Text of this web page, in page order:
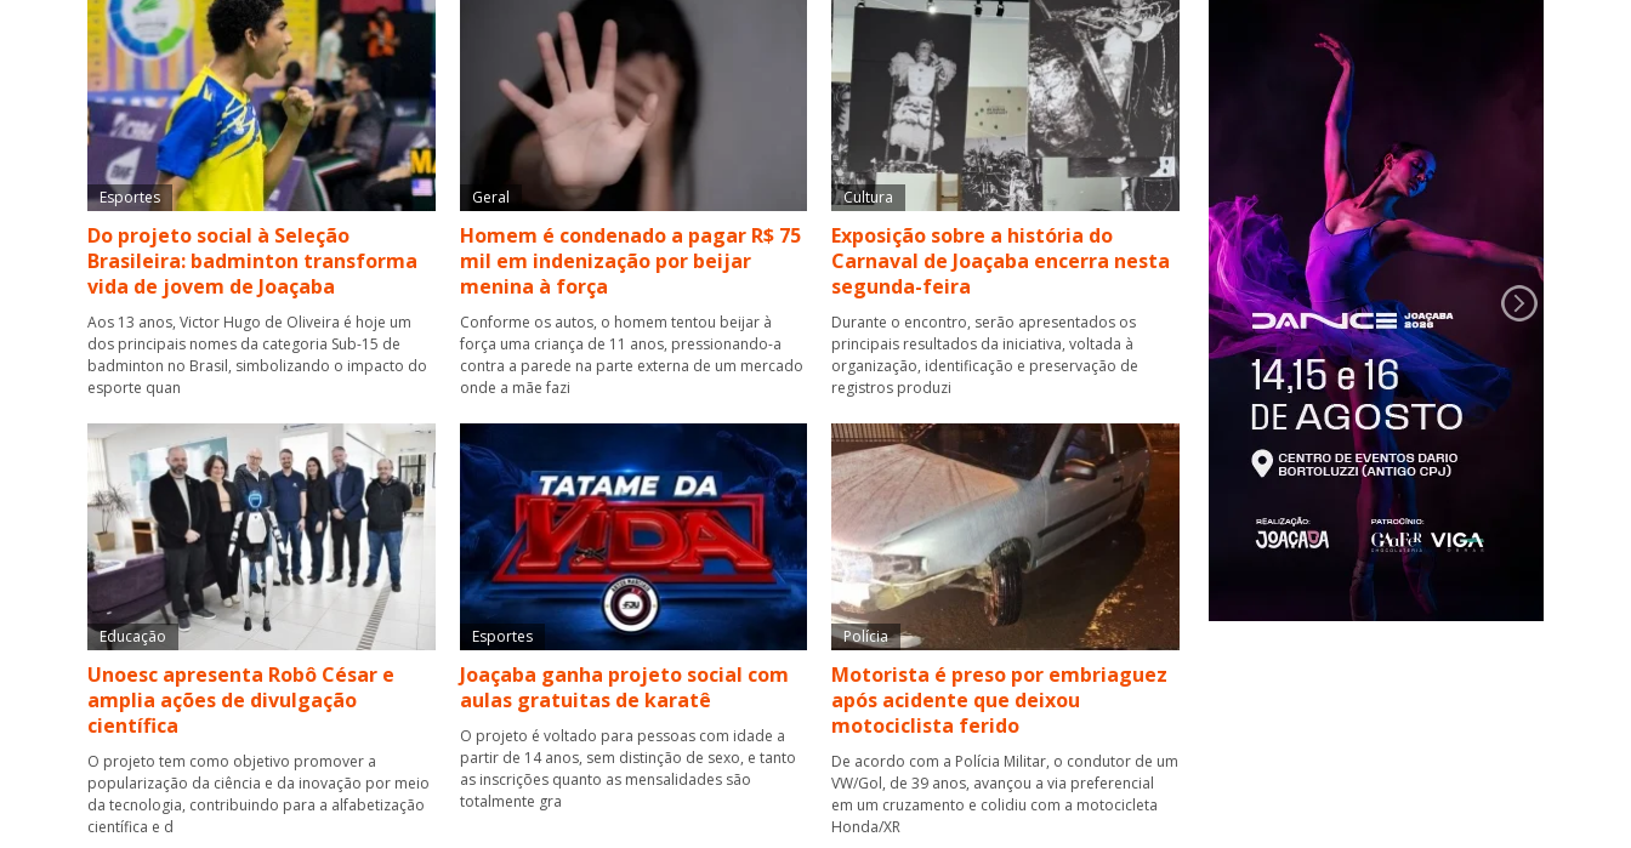
Esportes
Do projeto social à Seleção
Brasileira: badminton transforma
vida de jovem de Joaçaba
Aos 13 anos, Victor Hugo de Oliveira é hoje um
dos principais nomes da categoria Sub-15 de
badminton no Brasil, simbolizando o impacto do
esporte quan
Geral
Homem é condenado a pagar R$ 75
mil em indenização por beijar
menina à força
Conforme os autos, o homem tentou beijar à
força uma criança de 11 anos, pressionando-a
contra a parede na parte externa de um mercado
onde a mãe fazi
Cultura
Exposição sobre a história do
Carnaval de Joaçaba encerra nesta
segunda-feira
Durante o encontro, serão apresentados os
principais resultados da iniciativa, voltada à
organização, identificação e preservação de
registros produzi
Educação
Unoesc apresenta Robô César e
amplia ações de divulgação
científica
O projeto tem como objetivo promover a
popularização da ciência e da inovação por meio
da tecnologia, contribuindo para a alfabetização
científica e d
Esportes
Joaçaba ganha projeto social com
aulas gratuitas de karatê
O projeto é voltado para pessoas com idade a
partir de 14 anos, sem distinção de sexo, e tanto
as inscrições quanto as mensalidades são
totalmente gra
Polícia
Motorista é preso por embriaguez
após acidente que deixou
motociclista ferido
De acordo com a Polícia Militar, o condutor de um
VW/Gol, de 39 anos, avançou a via preferencial
em um cruzamento e colidiu com a motocicleta
Honda/XR